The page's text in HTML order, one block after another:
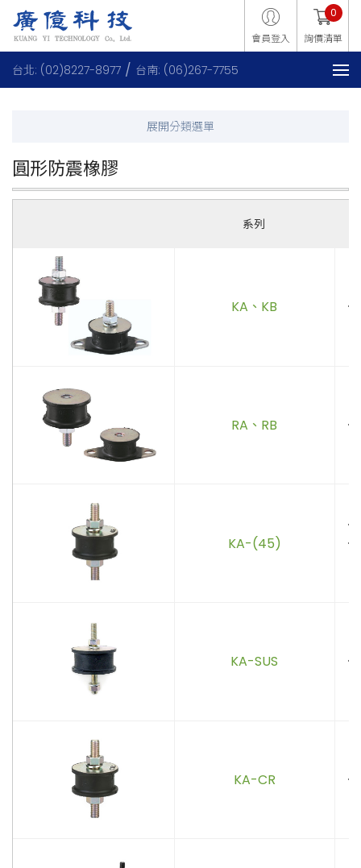
會員登入 詢價清單
0
台北: (02)8227-8977 台南: (06)267-7755
圓形防震橡膠
系列
KA、KB
RA、RB
KA-(45)
KA-SUS
KA-CR